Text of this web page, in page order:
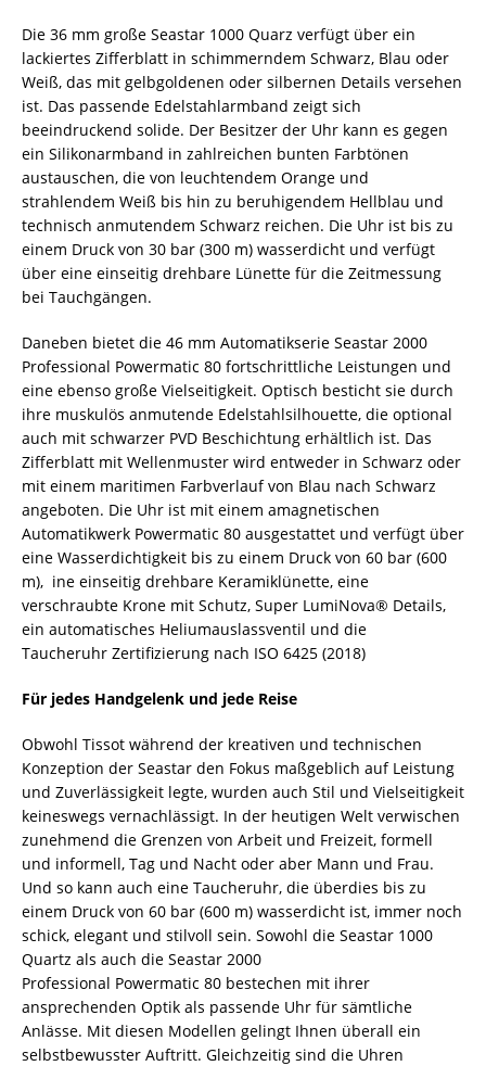
Die 36 mm große Seastar 1000 Quarz verfügt über ein
lackiertes Zifferblatt in schimmerndem Schwarz, Blau oder
Weiß, das mit gelbgoldenen oder silbernen Details versehen
ist. Das passende Edelstahlarmband zeigt sich
beeindruckend solide. Der Besitzer der Uhr kann es gegen
ein Silikonarmband in zahlreichen bunten Farbtönen
austauschen, die von leuchtendem Orange und
strahlendem Weiß bis hin zu beruhigendem Hellblau und
technisch anmutendem Schwarz reichen. Die Uhr ist bis zu
einem Druck von 30 bar (300 m) wasserdicht und verfügt
über eine einseitig drehbare Lünette für die Zeitmessung
bei Tauchgängen.
Daneben bietet die 46 mm Automatikserie Seastar 2000
Professional Powermatic 80 fortschrittliche Leistungen und
eine ebenso große Vielseitigkeit. Optisch besticht sie durch
ihre muskulös anmutende Edelstahlsilhouette, die optional
auch mit schwarzer PVD Beschichtung erhältlich ist. Das
Zifferblatt mit Wellenmuster wird entweder in Schwarz oder
mit einem maritimen Farbverlauf von Blau nach Schwarz
angeboten. Die Uhr ist mit einem amagnetischen
Automatikwerk Powermatic 80 ausgestattet und verfügt über
eine Wasserdichtigkeit bis zu einem Druck von 60 bar (600
m), ine einseitig drehbare Keramiklünette, eine
verschraubte Krone mit Schutz, Super LumiNova® Details,
ein automatisches Heliumauslassventil und die
Taucheruhr Zertifizierung nach ISO 6425 (2018)
Für jedes Handgelenk und jede Reise
Obwohl Tissot während der kreativen und technischen
Konzeption der Seastar den Fokus maßgeblich auf Leistung
und Zuverlässigkeit legte, wurden auch Stil und Vielseitigkeit
keineswegs vernachlässigt. In der heutigen Welt verwischen
zunehmend die Grenzen von Arbeit und Freizeit, formell
und informell, Tag und Nacht oder aber Mann und Frau.
Und so kann auch eine Taucheruhr, die überdies bis zu
einem Druck von 60 bar (600 m) wasserdicht ist, immer noch
schick, elegant und stilvoll sein. Sowohl die Seastar 1000
Quartz als auch die Seastar 2000
Professional Powermatic 80 bestechen mit ihrer
ansprechenden Optik als passende Uhr für sämtliche
Anlässe. Mit diesen Modellen gelingt Ihnen überall ein
selbstbewusster Auftritt. Gleichzeitig sind die Uhren